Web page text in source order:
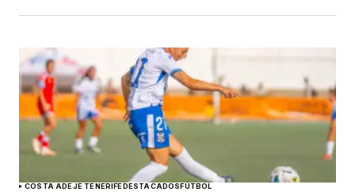
COSTA ADEJE TENERIFEDESTACADOSFÚTBOL